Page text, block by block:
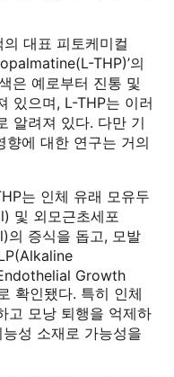
대표 피토케미컬
THP)’의
은 예로부터 진통 및
있으며, L-THP는 이러
알려져 있다. 다만 기
향에 대한 연구는 거의
는 인체 유래 모유두
및 외모근초세포
증식을 돕고, 모발
Growth
확인됐다. 특히 인체
고 모낭 퇴행을 억제하
성 소재로 가능성을